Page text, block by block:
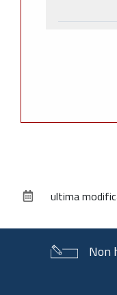
documento
ultima
Non